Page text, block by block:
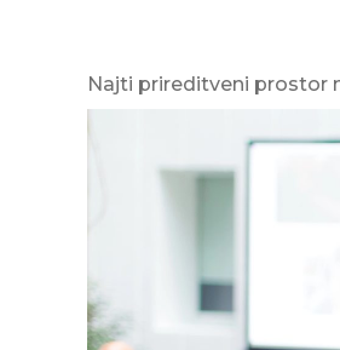
Najti prireditveni prostor